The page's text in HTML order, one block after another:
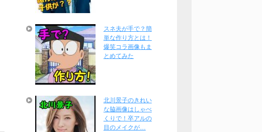
スネ夫が手で？簡
単な作り方とは！
爆笑コラ画像もま
とめてみた
北川景子のきれい
な脇画像はしゃべ
くりで！卒アルの
目のメイクが…